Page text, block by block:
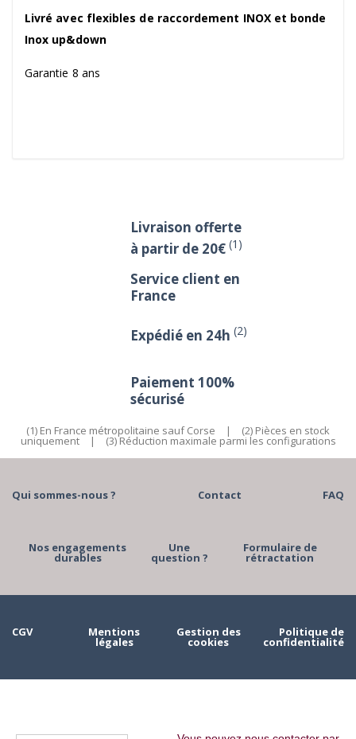
Livré avec flexibles de raccordement INOX et bonde
Inox up&down
Garantie 8 ans
Livraison offerte
à partir de 20€ (1)
Service client en
France
Expédié en 24h (2)
Paiement 100%
sécurisé
(1) En France métropolitaine sauf Corse | (2) Pièces en stock
uniquement | (3) Réduction maximale parmi les configurations
Qui sommes-nous ? Contact FAQ
Nos engagements
durables
Une
question ?
Formulaire de
rétractation
CGV Mentions
légales
Gestion des
cookies
Politique de
confidentialité